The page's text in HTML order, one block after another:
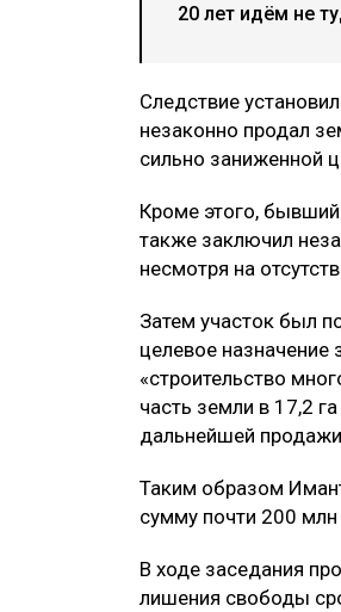
20 лет идём не
Следствие
незаконно продал
сильно заниженной
Кроме этого,
также заключил
несмотря на
Затем участок был
целевое назначение
«строительство
часть земли в 17,2
дальнейшей
Таким образом
сумму почти 200 млн
В ходе заседания
лишения свободы